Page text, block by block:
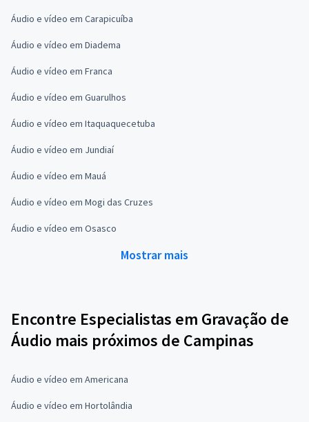
Áudio e vídeo em Carapicuíba
Áudio e vídeo em Diadema
Áudio e vídeo em Franca
Áudio e vídeo em Guarulhos
Áudio e vídeo em Itaquaquecetuba
Áudio e vídeo em Jundiaí
Áudio e vídeo em Mauá
Áudio e vídeo em Mogi das Cruzes
Áudio e vídeo em Osasco
Mostrar mais
Encontre Especialistas em Gravação de
Áudio mais próximos de Campinas
Áudio e vídeo em Americana
Áudio e vídeo em Hortolândia